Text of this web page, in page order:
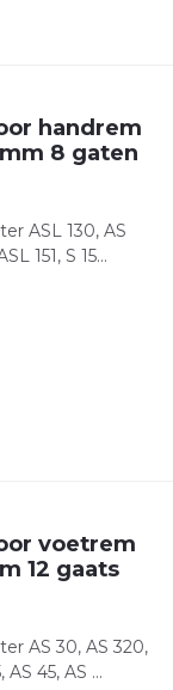
handrem
8 gaten
ASL 130, AS
151, S 15...
voetrem
12 gaats
AS 30, AS 320,
45, AS ...